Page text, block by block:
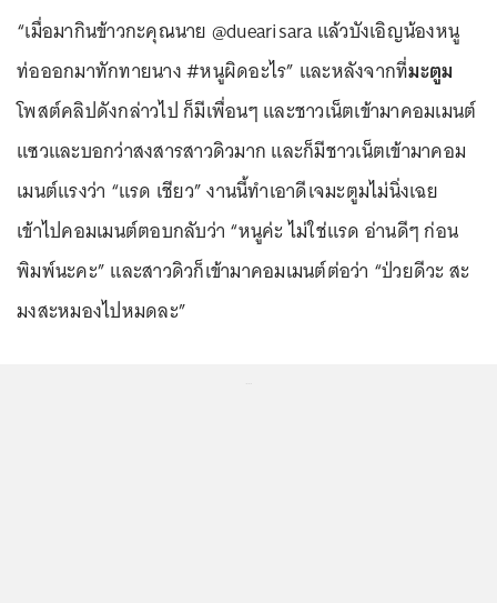
“เมื่อมากินข้าวกะคุณนาย @duearisara แล้วบังเอิญน้องหนู
ท่อออกมาทักทายนาง #หนูผิดอะไร” และหลังจากที่มะตูม
โพสต์คลิปดังกล่าวไป ก็มีเพื่อนๆ และชาวเน็ตเข้ามาคอมเมนต์
แซวและบอกว่าสงสารสาวดิวมาก และก็มีชาวเน็ตเข้ามาคอม
เมนต์แรงว่า “แรด เชียว” งานนี้ทำเอาดีเจมะตูมไม่นิ่งเฉย
เข้าไปคอมเมนต์ตอบกลับว่า “หนูค่ะ ไม่ใช่แรด อ่านดีๆ ก่อน
พิมพ์นะคะ” และสาวดิวก็เข้ามาคอมเมนต์ต่อว่า “ป่วยดีวะ สะ
มงสะหมองไปหมดละ”